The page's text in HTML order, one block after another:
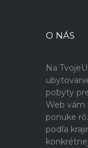
O NÁS
Na
pobyty
Web vám
ponuke
podľa